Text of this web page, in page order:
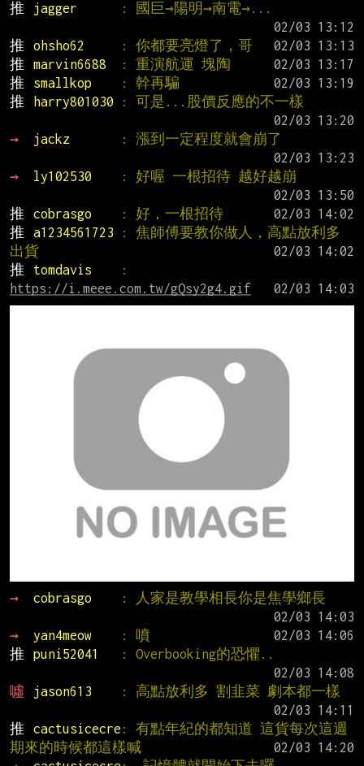
推
jagger
: 國巨→陽明→南電→...
推
ohsho62 : 你都要亮燈了，哥
推
marvin6688 : 重演航運 塊陶
推
smallkop : 幹再騙
推
harry801030
: 可是...股價反應的不一樣
→
jackz
: 漲到一定程度就會崩了
→
ly102530
: 好喔 一根招待 越好越崩
推
cobrasgo : 好，一根招待
推
a1234561723
: 焦師傅要教你做人，高點放利多
出貨
推
tomdavis
https://i.meee.com.tw/gQsy2g4.gif
→ cobrasgo
: 人家是教學相長你是焦學鄉長
→
yan4meow : 噴
推
puni52041
: Overbooking的恐懼..
噓
jason613
: 高點放利多 割韭菜 劇本都一樣
推
cactusicecre : 有點年紀的都知道 這貨每次這週
期來的時候都這樣喊